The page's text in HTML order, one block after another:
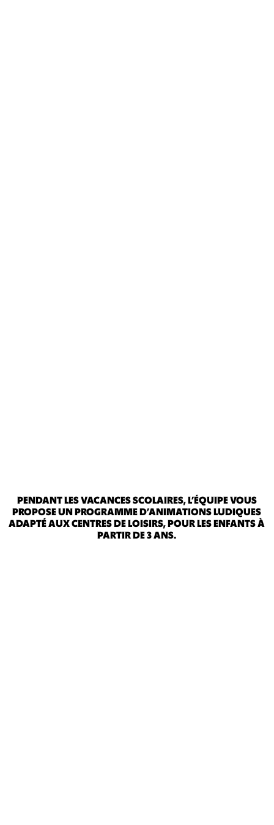
PENDANT LES VACANCES SCOLAIRES, L’ÉQUIPE VOUS
PROPOSE UN PROGRAMME D’ANIMATIONS LUDIQUES
ADAPTÉ AUX CENTRES DE LOISIRS, POUR LES ENFANTS À
PARTIR DE 3 ANS.